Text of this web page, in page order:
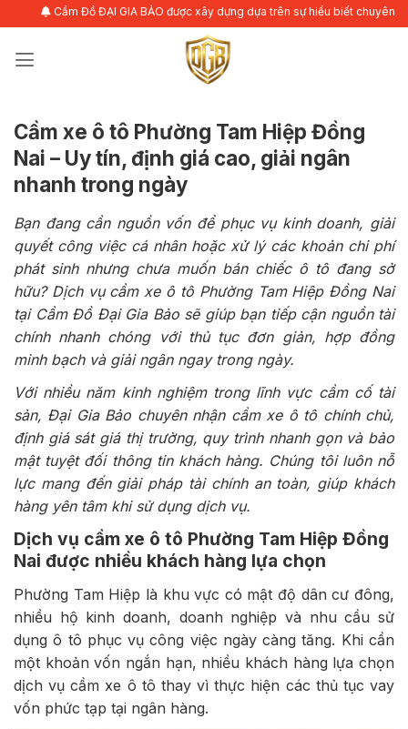
qua
nội
Cầm Đồ ĐẠI GIA BẢO được xây dựng dựa trên sự hiểu biết chuyên sâu về
Cầm xe ô tô Phường Tam Hiệp Đồng
Nai – Uy tín, định giá cao, giải ngân
nhanh trong ngày
Bạn đang cần nguồn vốn để phục vụ kinh doanh, giải
quyết công việc cá nhân hoặc xử lý các khoản chi phí
phát sinh nhưng chưa muốn bán chiếc ô tô đang sở
hữu? Dịch vụ cầm xe ô tô Phường Tam Hiệp Đồng Nai
tại Cầm Đồ Đại Gia Bảo sẽ giúp bạn tiếp cận nguồn tài
chính nhanh chóng với thủ tục đơn giản, hợp đồng
minh bạch và giải ngân ngay trong ngày.
Với nhiều năm kinh nghiệm trong lĩnh vực cầm cố tài
sản, Đại Gia Bảo chuyên nhận cầm xe ô tô chính chủ,
định giá sát giá thị trường, quy trình nhanh gọn và bảo
mật tuyệt đối thông tin khách hàng. Chúng tôi luôn nỗ
lực mang đến giải pháp tài chính an toàn, giúp khách
hàng yên tâm khi sử dụng dịch vụ.
Dịch vụ cầm xe ô tô Phường Tam Hiệp Đồng
Nai được nhiều khách hàng lựa chọn
Phường Tam Hiệp là khu vực có mật độ dân cư đông,
nhiều hộ kinh doanh, doanh nghiệp và nhu cầu sử
dụng ô tô phục vụ công việc ngày càng tăng. Khi cần
một khoản vốn ngắn hạn, nhiều khách hàng lựa chọn
dịch vụ cầm xe ô tô thay vì thực hiện các thủ tục vay
vốn phức tạp tại ngân hàng.